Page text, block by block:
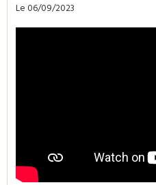
Le 06/09/2023